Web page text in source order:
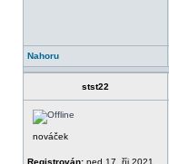
Nahoru
stst22
nováček
Registrován: ned 17. říj 2021